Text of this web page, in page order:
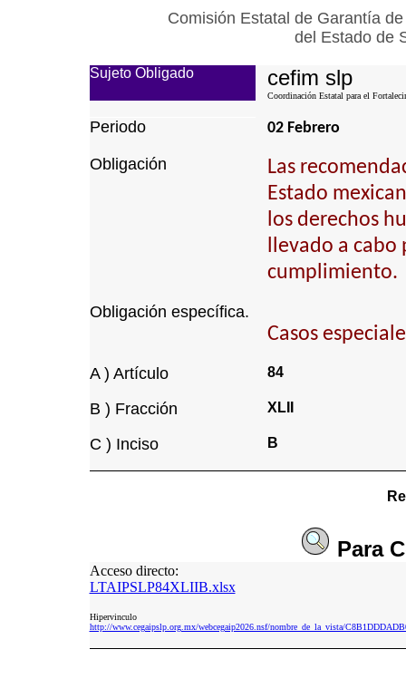
Comisión Estatal de Garantía
del Estado de
Sujeto Obligado cefim slp
Coordinación Estatal para el
Periodo 02 Febrero
Obligación
Las
Estado
los derechos
llevado a cabo
cumplimiento.
Obligación específica.
Casos
A ) Artículo 84
B ) Fracción XLII
C ) Inciso B
Para
Acceso directo:
LTAIPSLP84XLIIB.xlsx
Hipervinculo
http://www.cegaipslp.org.mx/webcegaip2026.nsf/nombre_de_la_vista/